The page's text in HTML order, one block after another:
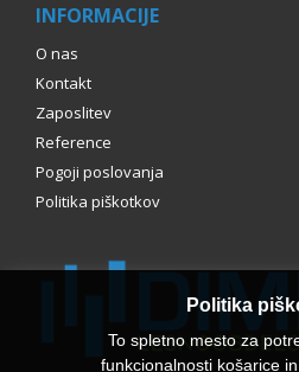
Politika
To spletno mesto za
funkcionalnosti košarice
INFORMACIJE
O nas
Kontakt
Zaposlitev
Reference
Pogoji poslovanja
Politika piškotkov